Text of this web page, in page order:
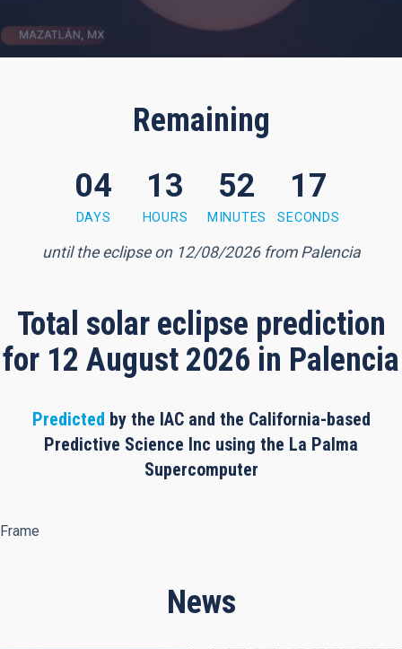
Remaining
15 seconds
04
DAYS
13
HOURS
52
MINUTES
17
SECONDS
until the eclipse on 12/08/2026 from Palencia
Total solar eclipse prediction
for 12 August 2026 in Palencia
Predicted by the IAC and the California-based
Predictive Science Inc using the La Palma
Supercomputer
Frame
News